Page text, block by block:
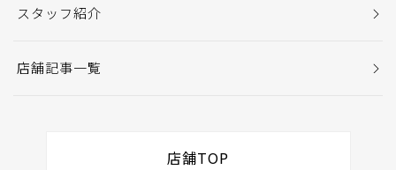
スタッフ紹介
店舗記事一覧
店舗TOP